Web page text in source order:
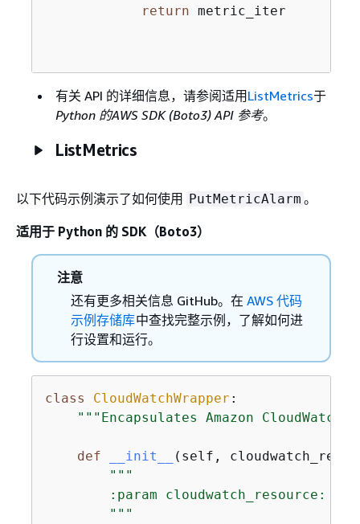
return metric_iter
有关 API 的详细信息，请参阅适用ListMetrics于
Python 的AWS SDK (Boto3) API 参考。
ListMetrics
以下代码示例演示了如何使用 PutMetricAlarm 。
适用于 Python 的 SDK（Boto3）
注意
还有更多相关信息 GitHub。在 AWS 代码
示例存储库中查找完整示例，了解如何进
行设置和运行。
class CloudWatchWrapper :
"""Encapsulates Amazon
def __init__ ( self,
"""
:param cloudwatch_resource: A
        """